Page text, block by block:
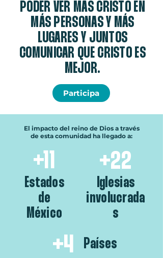
PODER VER MÁS CRISTO EN
MÁS PERSONAS Y MÁS
LUGARES Y JUNTOS
COMUNICAR QUE CRISTO ES
MEJOR.
Participa
El impacto del reino de Dios a través
de esta comunidad ha llegado a:
+11
Estados
de
México
+4
+22
Iglesias
involucrada
s
Países